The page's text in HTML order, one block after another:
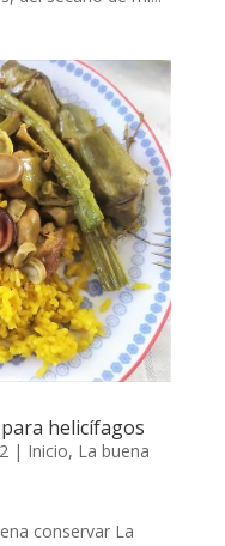
helicífagos
| Inicio, La buena
conservar La